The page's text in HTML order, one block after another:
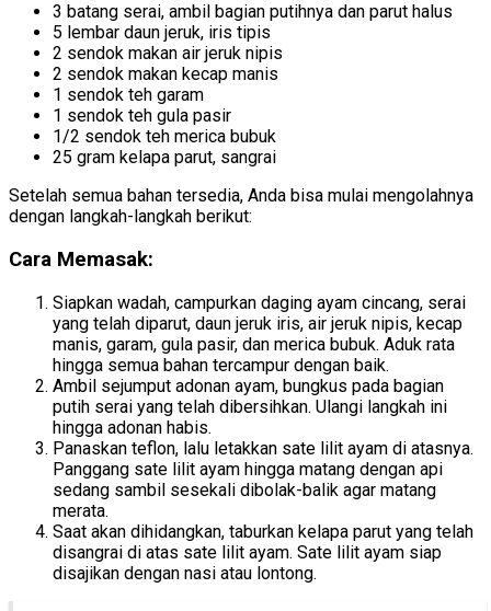
3 batang serai, ambil bagian putihnya dan parut halus
5 lembar daun jeruk, iris tipis
2 sendok makan air jeruk nipis
2 sendok makan kecap manis
1 sendok teh garam
1 sendok teh gula pasir
1/2 sendok teh merica bubuk
25 gram kelapa parut, sangrai
Setelah semua bahan tersedia, Anda bisa mulai mengolahnya
dengan langkah-langkah berikut:
Cara Memasak:
Siapkan wadah, campurkan daging ayam cincang, serai
yang telah diparut, daun jeruk iris, air jeruk nipis, kecap
manis, garam, gula pasir, dan merica bubuk. Aduk rata
hingga semua bahan tercampur dengan baik.
Ambil sejumput adonan ayam, bungkus pada bagian
putih serai yang telah dibersihkan. Ulangi langkah ini
hingga adonan habis.
Panaskan teflon, lalu letakkan sate lilit ayam di atasnya.
Panggang sate lilit ayam hingga matang dengan api
sedang sambil sesekali dibolak-balik agar matang
merata.
Saat akan dihidangkan, taburkan kelapa parut yang telah
disangrai di atas sate lilit ayam. Sate lilit ayam siap
disajikan dengan nasi atau lontong.